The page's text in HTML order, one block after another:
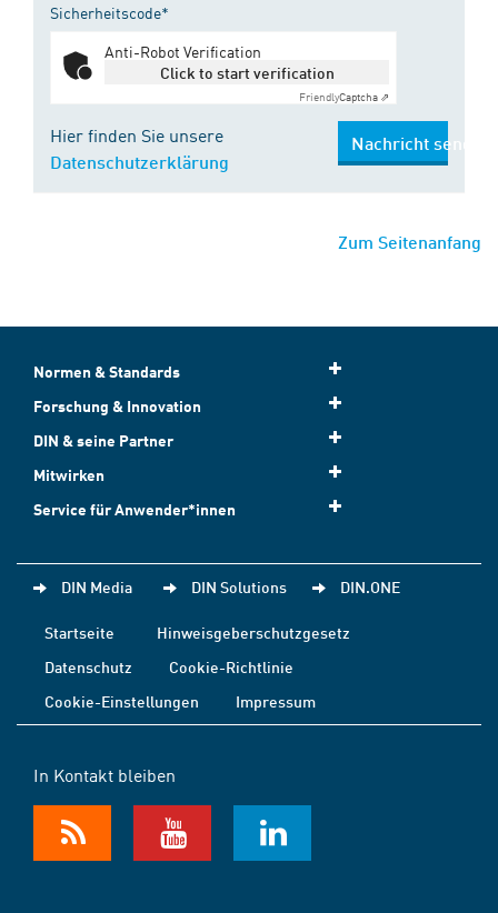
Sicherheitscode*
Anti-Robot Verification
Click to start verification
FriendlyCaptcha ⇗
Hier finden Sie unsere
Datenschutzerklärung
Nachricht senden
Zum Seitenanfang
Normen & Standards
Forschung & Innovation
DIN & seine Partner
Mitwirken
Service für Anwender*innen
DIN Media DIN Solutions DIN.ONE
Startseite
Hinweisgeberschutzgesetz
Datenschutz
Cookie-Richtlinie
Cookie-Einstellungen
Impressum
In Kontakt bleiben